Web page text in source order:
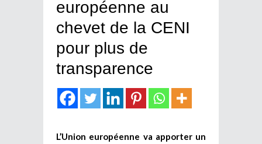
européenne au
chevet de la CENI
pour plus de
transparence
L’Union européenne va apporter un